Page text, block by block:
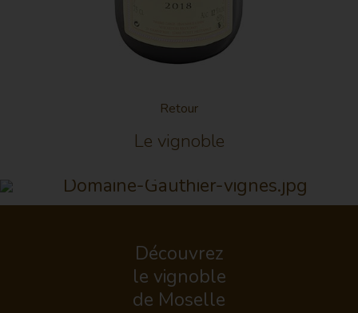
Retour
Le vignoble
Découvrez
le vignoble
de Moselle